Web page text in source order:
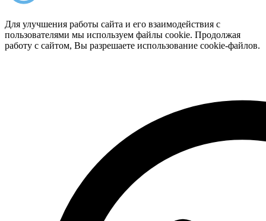
Для улучшения работы сайта и его взаимодействия с
пользователями мы используем файлы cookie. Продолжая
работу с сайтом, Вы разрешаете использование cookie-файлов.